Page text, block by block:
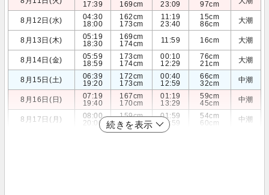
17:39
169cm
23:09
97cm
8月12日(水)
04:30
18:00
162cm
173cm
11:19
23:40
15cm
86cm
大潮
8月13日(木)
05:19
18:30
169cm
174cm
11:59 16cm 大潮
8月14日(金)
05:59
18:59
173cm
174cm
00:10
12:29
76cm
21cm
大潮
8月15日(土)
06:39
19:20
172cm
173cm
00:40
12:59
66cm
32cm
中潮
8月16日(日)
07:19
19:40
167cm
170cm
01:19
13:29
59cm
45cm
中潮
8月17日(月)
08:00
20:00
159cm
166cm
01:59
13:59
54cm
60cm
中潮
続きを表示